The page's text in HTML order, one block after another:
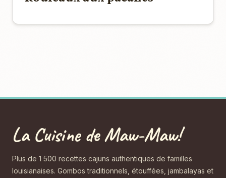
La Cuisine de Maw-Maw!
Plus de 1 500 recettes cajuns authentiques de familles
louisianaises. Gombos traditionnels, étouffées, jambalayas et